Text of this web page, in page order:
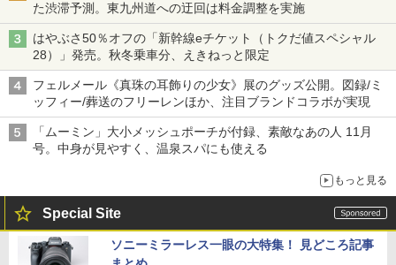
た渋滞予測。東九州道への迂回は料金調整を実施
はやぶさ50％オフの「新幹線eチケット（トクだ値スペシャル
28）」発売。秋冬乗車分、えきねっと限定
フェルメール《真珠の耳飾りの少女》展のグッズ公開。図録/ミ
ッフィー/葬送のフリーレンほか、注目ブランドコラボが実現
「ムーミン」大小メッシュポーチが付録、素敵なあの人 11月
号。中身が見やすく、温泉スパにも使える
もっと見る
Special Site
ソニーミラーレス一眼の大特集！ 見どころ記事